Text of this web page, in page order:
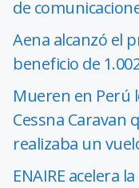
de
Aena alcanzó el
beneficio de
Mueren en Perú
Cessna Caravan
realizaba un
ENAIRE acelera